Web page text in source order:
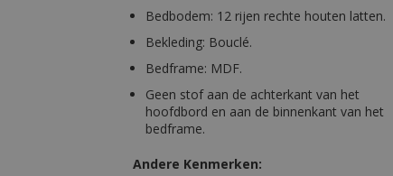
Bedbodem: 12 rijen rechte houten latten.
Bekleding: Bouclé.
Bedframe: MDF.
Geen stof aan de achterkant van het
hoofdbord en aan de binnenkant van het
bedframe.
Andere Kenmerken: